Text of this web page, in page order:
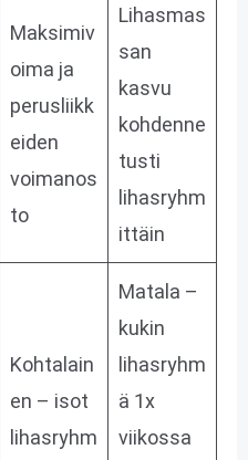
Maksimiv
oima ja
perusliikk
eiden
voimanos
to
Lihasmas
san
kasvu
kohdenne
tusti
lihasryhm
ittäin
Kohtalain
en – isot
lihasryhm
Matala –
kukin
lihasryhm
ä 1x
viikossa